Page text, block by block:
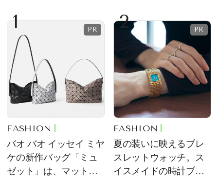
1
FASHION
バオ バオ イッセイ ミヤ
ケの新作バッグ「ミュ
ゼット」は、マットな
2
FASHION
夏の装いに映えるブレ
スレットウォッチ。ス
イスメイドの時計ブラ